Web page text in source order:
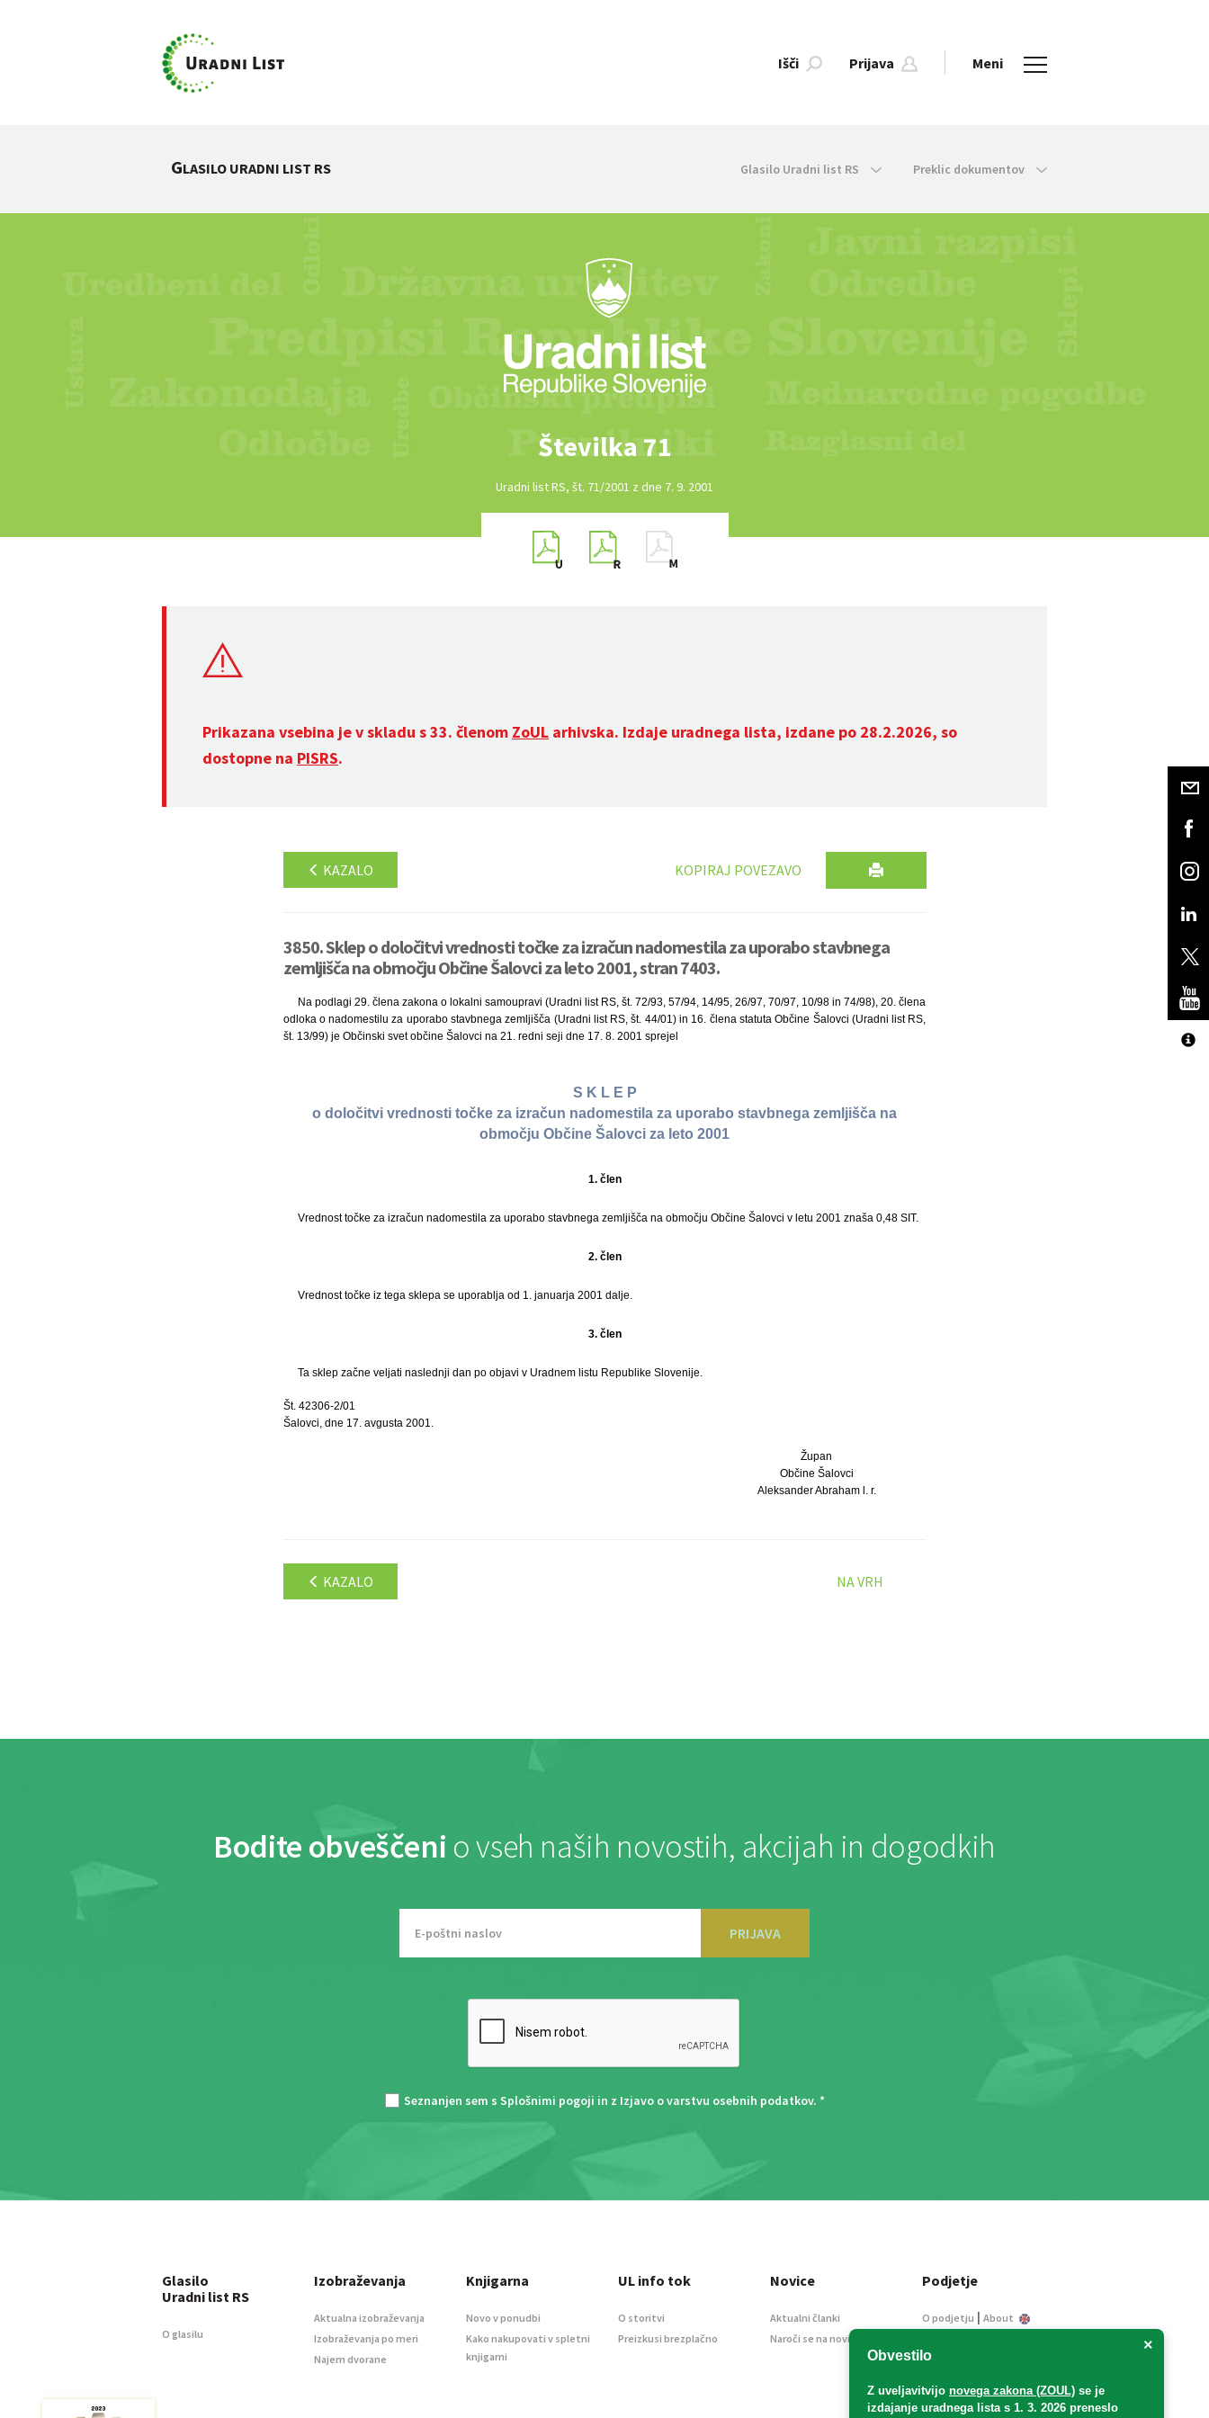
Išči Prijava Meni
GLASILO URADNI LIST RS Glasilo Uradni list RS Preklic dokumentov
Številka 71
Uradni list RS, št. 71/2001 z dne 7. 9. 2001
Prikazana vsebina je v skladu s 33. členom ZoUL arhivska. Izdaje uradnega lista, izdane po 28.2.2026, so
dostopne na PISRS.
KAZALO KOPIRAJ POVEZAVO
3850. Sklep o določitvi vrednosti točke za izračun nadomestila za uporabo stavbnega
zemljišča na območju Občine Šalovci za leto 2001, stran 7403.
Na podlagi 29. člena zakona o lokalni samoupravi (Uradni list RS, št. 72/93, 57/94, 14/95, 26/97, 70/97, 10/98 in 74/98), 20. člena
odloka o nadomestilu za uporabo stavbnega zemljišča (Uradni list RS, št. 44/01) in 16. člena statuta Občine Šalovci (Uradni list RS,
št. 13/99) je Občinski svet občine Šalovci na 21. redni seji dne 17. 8. 2001 sprejel
S K L E P
o določitvi vrednosti točke za izračun nadomestila za uporabo stavbnega zemljišča na
območju Občine Šalovci za leto 2001
1. člen
Vrednost točke za izračun nadomestila za uporabo stavbnega zemljišča na območju Občine Šalovci v letu 2001 znaša 0,48 SIT.
2. člen
Vrednost točke iz tega sklepa se uporablja od 1. januarja 2001 dalje.
3. člen
Ta sklep začne veljati naslednji dan po objavi v Uradnem listu Republike Slovenije.
Št. 42306-2/01
Šalovci, dne 17. avgusta 2001.
Župan
Občine Šalovci
Aleksander Abraham l. r.
KAZALO NA VRH
Bodite obveščeni o vseh naših novostih, akcijah in dogodkih
PRIJAVA
Seznanjen sem s Splošnimi pogoji in z Izjavo o varstvu osebnih podatkov. *
×
Obvestilo
Z uveljavitvijo novega zakona (ZOUL) se je
izdajanje uradnega lista s 1. 3. 2026 preneslo
Glasilo
Uradni list RS
O glasilu
Izobraževanja
Aktualna izobraževanja
Izobraževanja po meri
Najem dvorane
Knjigarna
Novo v ponudbi
Kako nakupovati v spletni
knjigarni
UL info tok
O storitvi
Preizkusi brezplačno
Novice
Aktualni članki
Naroči se na novice
Podjetje
O podjetju | About
Informacije javnega
Oglaševanje